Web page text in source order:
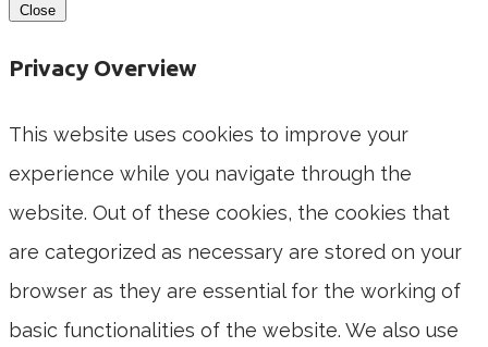
Close
Privacy Overview
This website uses cookies to improve your
experience while you navigate through the
website. Out of these cookies, the cookies that
are categorized as necessary are stored on your
browser as they are essential for the working of
basic functionalities of the website. We also use